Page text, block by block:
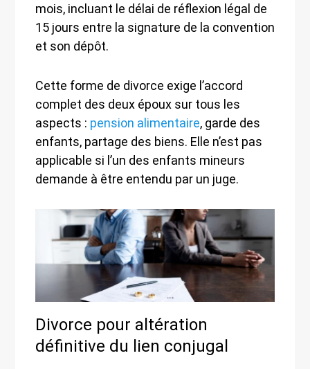
mois, incluant le délai de réflexion légal de
15 jours entre la signature de la convention
et son dépôt.
Cette forme de divorce exige l’accord
complet des deux époux sur tous les
aspects : pension alimentaire, garde des
enfants, partage des biens. Elle n’est pas
applicable si l’un des enfants mineurs
demande à être entendu par un juge.
Divorce pour altération
définitive du lien conjugal